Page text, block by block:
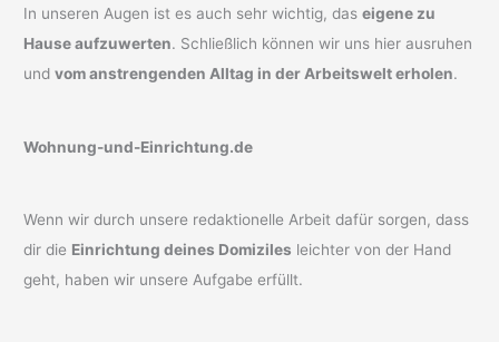
In unseren Augen ist es auch sehr wichtig, daseigene zu
Hause aufzuwerten. Schließlich können wir uns hier ausruhen
undvom anstrengenden Alltag in der Arbeitswelt erholen.
Wohnung-und-Einrichtung.de
Wenn wir durch unsere redaktionelle Arbeit dafür sorgen, dass
dir die Einrichtung deines Domiziles leichter von der Hand
geht, haben wir unsere Aufgabe erfüllt.